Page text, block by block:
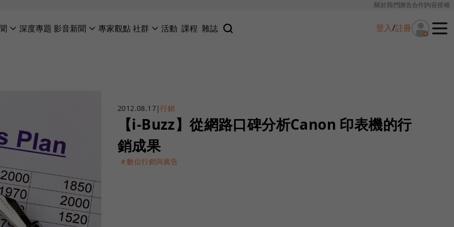
關於我們廣告合作內容授權
深度專題 影音新聞 專家觀點社群 活動 課程 雜誌 登入/註冊
2012.08.17|行銷
【i-Buzz】從網路口碑分析Canon 印表機的行
銷成果
＃數位行銷與廣告